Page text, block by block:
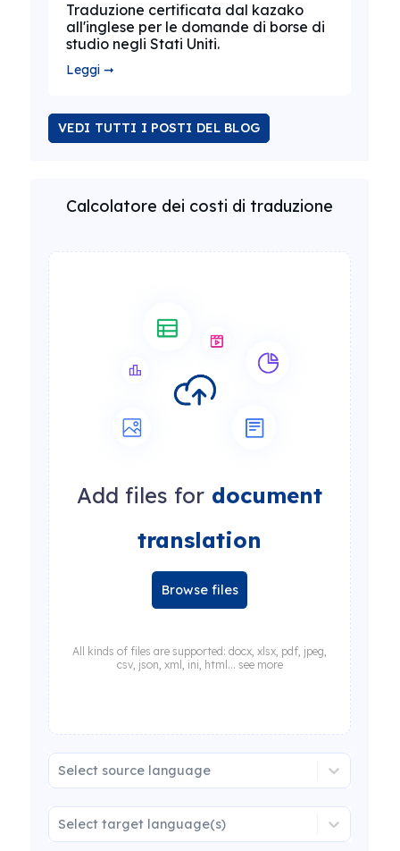
Traduzione certificata dal kazako
all'inglese per le domande di borse di
studio negli Stati Uniti.
Leggi ➞
VEDI TUTTI I POSTI DEL BLOG
Calcolatore dei costi di traduzione
Add files for document
translation
Browse files
All kinds of files are supported: docx, xlsx, pdf, jpeg,
csv, json, xml, ini, html... see more
Select source language
Select target language(s)